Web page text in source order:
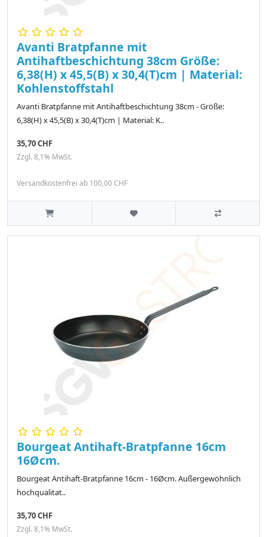
Avanti Bratpfanne mit
Antihaftbeschichtung 38cm Größe:
6,38(H) x 45,5(B) x 30,4(T)cm | Material:
Kohlenstoffstahl
Avanti Bratpfanne mit Antihaftbeschichtung 38cm - Größe:
6,38(H) x 45,5(B) x 30,4(T)cm | Material: K..
35,70 CHF
Zzgl. 8,1% MwSt.
Versandkostenfrei ab 100,00 CHF
Bourgeat Antihaft-Bratpfanne 16cm
16Øcm.
Bourgeat Antihaft-Bratpfanne 16cm - 16Øcm. Außergewöhnlich
hochqualitat..
35,70 CHF
Zzgl. 8,1% MwSt.